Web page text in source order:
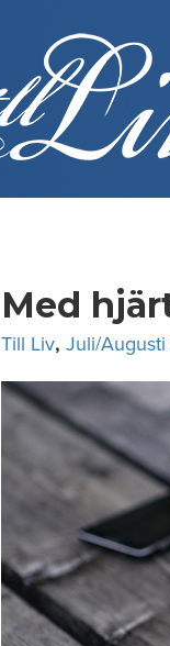
Med
Till Liv, Juli/